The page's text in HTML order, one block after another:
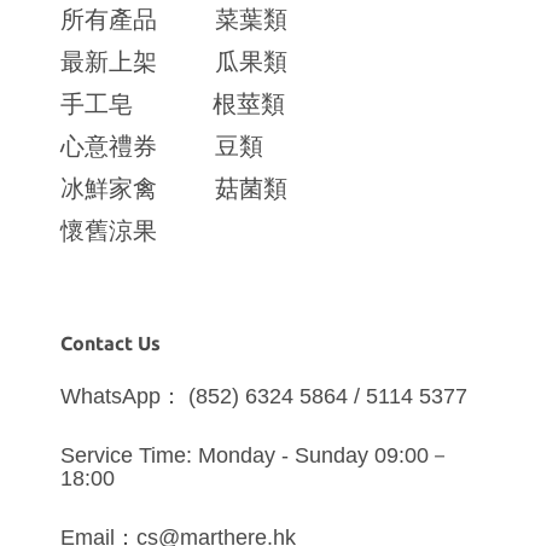
所有產品
菜葉類
最新上架
瓜果類
手工皂
根莖類
心意禮券
豆類
冰鮮家禽
菇菌類
懷舊涼果
Contact Us
WhatsApp： (852) 6324 5864 / 5114 5377
Service Time: Monday - Sunday 09:00－
18:00
Email：cs@marthere.hk